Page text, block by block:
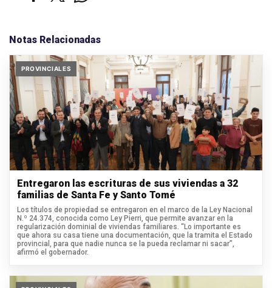
Notas Relacionadas
PROVINCIALES
Entregaron las escrituras de sus viviendas a 32
familias de Santa Fe y Santo Tomé
Los títulos de propiedad se entregaron en el marco de la Ley Nacional
N.º 24.374, conocida como Ley Pierri, que permite avanzar en la
regularización dominial de viviendas familiares. “Lo importante es
que ahora su casa tiene una documentación, que la tramita el Estado
provincial, para que nadie nunca se la pueda reclamar ni sacar”,
afirmó el gobernador.